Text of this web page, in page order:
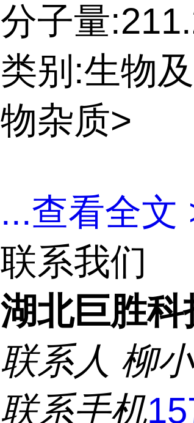
分子量
类别:生物
物杂质>
...查看全文
联系我们
湖北巨胜
联系人 柳
联系手机